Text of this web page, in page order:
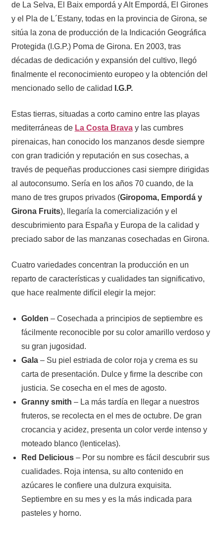
de La Selva, El Baix empordá y Alt Empordá, El Girones
y el Pla de L´Estany, todas en la provincia de Girona, se
sitúa la zona de producción de la Indicación Geográfica
Protegida (I.G.P.) Poma de Girona. En 2003, tras
décadas de dedicación y expansión del cultivo, llegó
finalmente el reconocimiento europeo y la obtención del
mencionado sello de calidad
I.G.P.
Estas tierras, situadas a corto camino entre las playas
mediterráneas de La Costa Bravay las cumbres
pirenaicas, han conocido los manzanos desde siempre
con gran tradición y reputación en sus cosechas, a
través de pequeñas producciones casi siempre dirigidas
al autoconsumo. Sería en los años 70 cuando, de la
mano de tres grupos privados (Giropoma, Empordá y
Girona Fruits), llegaría la comercialización y el
descubrimiento para España y Europa de la calidad y
preciado sabor de las manzanas cosechadas en Girona.
Cuatro variedades concentran la producción en un
reparto de características y cualidades tan significativo,
que hace realmente difícil elegir la mejor:
Golden – Cosechada a principios de septiembre es
fácilmente reconocible por su color amarillo verdoso y
su gran jugosidad.
Gala– Su piel estriada de color roja y crema es su
carta de presentación. Dulce y firme la describe con
justicia. Se cosecha en el mes de agosto.
Granny smith – La más tardía en llegar a nuestros
fruteros, se recolecta en el mes de octubre. De gran
crocancia y acidez, presenta un color verde intenso y
moteado blanco (lenticelas).
Red Delicious– Por su nombre es fácil descubrir sus
cualidades. Roja intensa, su alto contenido en
azúcares le confiere una dulzura exquisita.
Septiembre en su mes y es la más indicada para
pasteles y horno.